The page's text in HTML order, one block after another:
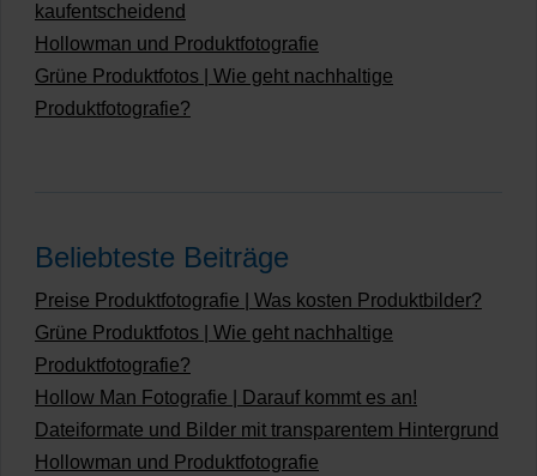
kaufentscheidend
Hollowman und Produktfotografie
Grüne Produktfotos | Wie geht nachhaltige
Produktfotografie?
Beliebteste Beiträge
Preise Produktfotografie | Was kosten Produktbilder?
Grüne Produktfotos | Wie geht nachhaltige
Produktfotografie?
Hollow Man Fotografie | Darauf kommt es an!
Dateiformate und Bilder mit transparentem Hintergrund
Hollowman und Produktfotografie